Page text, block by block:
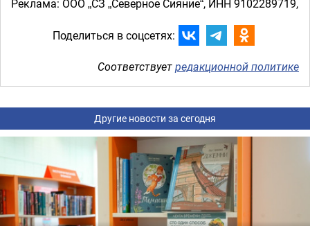
Реклама: ООО „СЗ „Северное Сияние“, ИНН 9102289719,
Поделиться в соцсетях:
Соответствуетредакционной политике
Другие новости за сегодня